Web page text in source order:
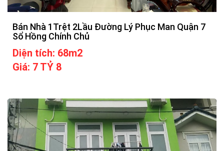
Bán Nhà 1Trệt 2Lầu Đường Lý Phục Man Quận 7
Sổ Hồng Chính Chủ
Diện tích: 68m2
Giá: 7 TỶ 8